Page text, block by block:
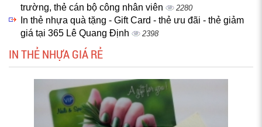
trường, thẻ cán bộ công nhân viên
2280
In thẻ nhựa quà tặng - Gift Card - thẻ ưu đãi - thẻ giảm
giá tại 365 Lê Quang Định
2398
IN THẺ NHỰA GIÁ RẺ